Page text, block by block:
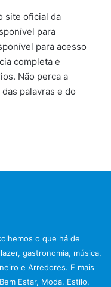
site oficial da
para
para acesso
completa e
Não perca a
palavras e do
o que há de
gastronomia, música,
e Arredores. E mais
Estar, Moda, Estilo,